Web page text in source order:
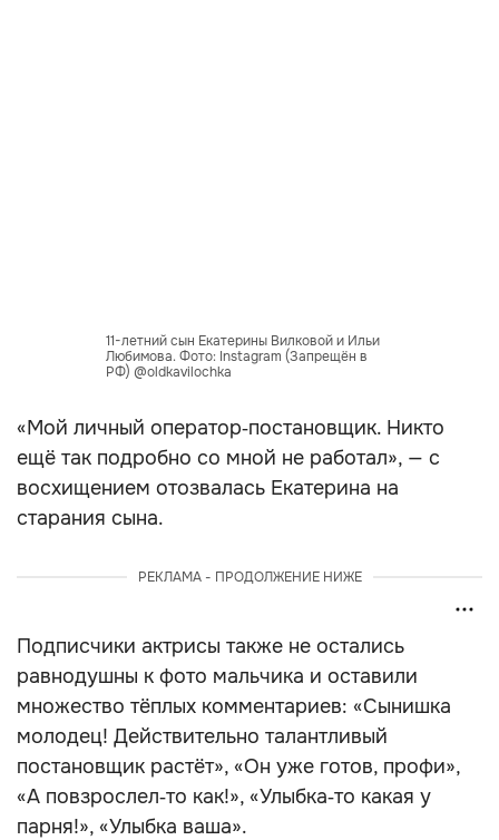
11-летний сын Екатерины Вилковой и Ильи
Любимова. Фото: Instagram (Запрещён в
РФ) @oldkavilochka
«Мой личный оператор‑постановщик. Никто
ещё так подробно со мной не работал», — с
восхищением отозвалась Екатерина на
старания сына.
РЕКЛАМА - ПРОДОЛЖЕНИЕ НИЖЕ
Подписчики актрисы также не остались
равнодушны к фото мальчика и оставили
множество тёплых комментариев: «Сынишка
молодец! Действительно талантливый
постановщик растёт», «Он уже готов, профи»,
«А повзрослел‑то как!», «Улыбка‑то какая у
парня!», «Улыбка ваша».